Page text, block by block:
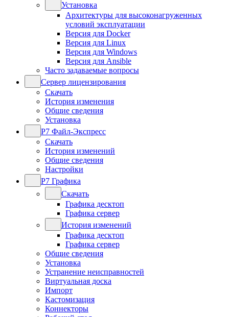
Установка
Архитектуры для высоконагруженных
условий эксплуатации
Версия для Docker
Версия для Linux
Версия для Windows
Версия для Ansible
Часто задаваемые вопросы
Сервер лицензирования
Скачать
История изменения
Общие сведения
Установка
Р7 Файл-Экспресс
Скачать
История изменений
Общие сведения
Настройки
Р7 Графика
Скачать
Графика десктоп
Графика сервер
История изменений
Графика десктоп
Графика сервер
Общие сведения
Установка
Устранение неисправностей
Виртуальная доска
Импорт
Кастомизация
Коннекторы